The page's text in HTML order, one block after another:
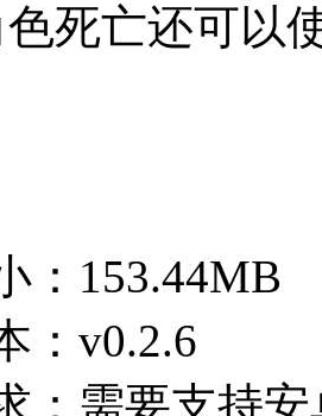
死亡还可以
： 153.44MB
： v0.2.6
： 需要支持